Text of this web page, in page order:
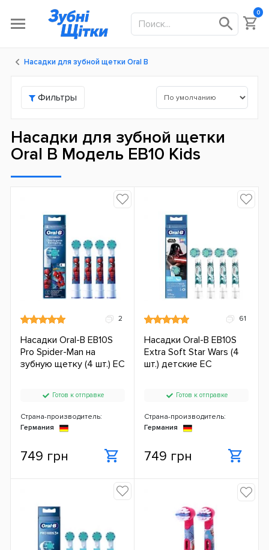
0
Насадки для зубной щетки Oral B
Фильтры
Насадки для зубной щетки
Oral B Модель EB10 Kids
2
Насадки Oral-B EB10S
Pro Spider-Man на
зубную щетку (4 шт.) ЕС
Готов к отправке
Страна-производитель:
Германия
749 грн
61
Насадки Oral-B EB10S
Extra Soft Star Wars (4
шт.) детские ЕС
Готов к отправке
Страна-производитель:
Германия
749 грн